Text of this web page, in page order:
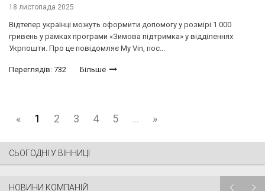
18 листопада 2025
Відтепер українці можуть оформити допомогу у розмірі 1 000
гривень у рамках програми «Зимова підтримка» у відділеннях
Укрпошти. Про це повідомляє My Vin, пос...
Переглядів: 732 Більше
« 1 2 3 4 5 ... »
СЬОГОДНІ У ВІННИЦІ
НОВИНИ КОМПАНІЙ